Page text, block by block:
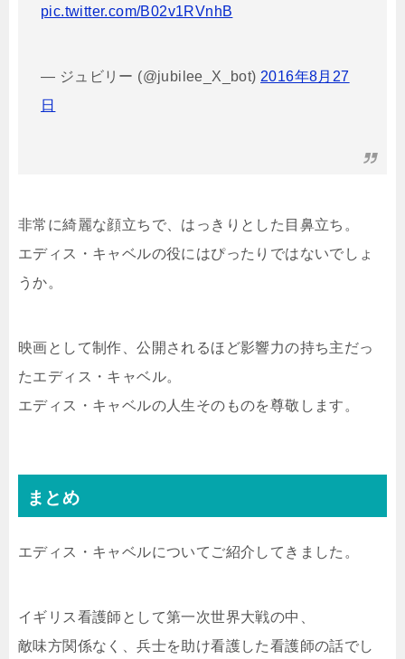
pic.twitter.com/B02v1RVnhB
— ジュビリー (@jubilee_X_bot) 2016年8月27
日
非常に綺麗な顔立ちで、はっきりとした目鼻立ち。
エディス・キャベルの役にはぴったりではないでしょ
うか。
映画として制作、公開されるほど影響力の持ち主だっ
たエディス・キャベル。
エディス・キャベルの人生そのものを尊敬します。
まとめ
エディス・キャベルについてご紹介してきました。
イギリス看護師として第一次世界大戦の中、
敵味方関係なく、兵士を助け看護した看護師の話でし